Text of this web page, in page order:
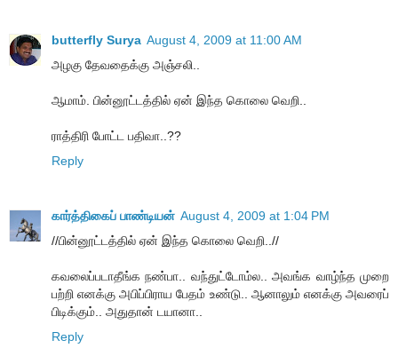
butterfly Surya August 4, 2009 at 11:00 AM
அழகு தேவதைக்கு அஞ்சலி..
ஆமாம். பின்னூட்டத்தில் ஏன் இந்த கொலை வெறி..
ராத்திரி போட்ட பதிவா..??
Reply
கார்த்திகைப் பாண்டியன் August 4, 2009 at 1:04 PM
//பின்னூட்டத்தில் ஏன் இந்த கொலை வெறி..//
கவலைப்படாதீங்க நண்பா.. வந்துட்டோம்ல.. அவங்க வாழ்ந்த முறை
பற்றி எனக்கு அபிப்பிராய பேதம் உண்டு.. ஆனாலும் எனக்கு அவரைப்
பிடிக்கும்.. அதுதான் டயானா..
Reply